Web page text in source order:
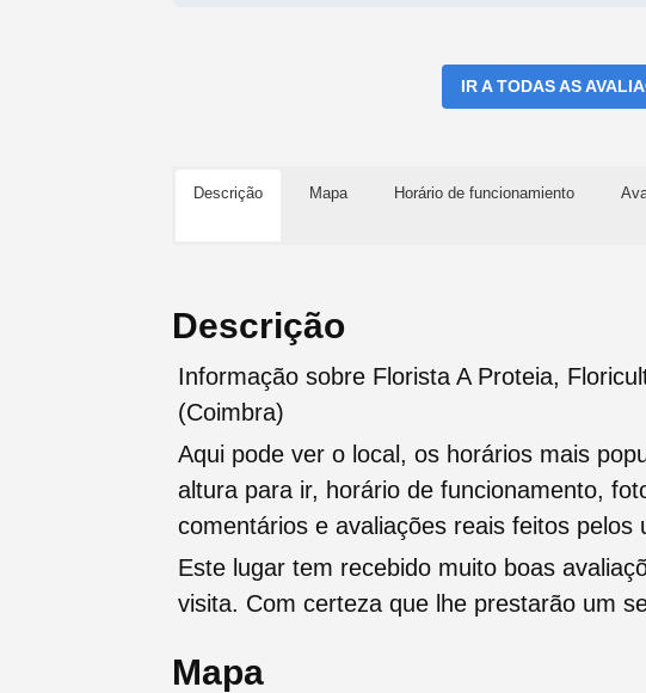
IR A TODAS AS
Descrição Mapa Horário de funcionamiento
Descrição
Informação sobre Florista A Proteia,
(Coimbra)
Aqui pode ver o local, os horários mais
altura para ir, horário de funcionamento,
comentários e avaliações reais feitos pelos
Este lugar tem recebido muito boas
visita. Com certeza que lhe prestarão um
Mapa